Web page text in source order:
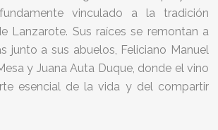
vinculado a la tradición
Lanzarote. Sus raíces se remontan a
junto a sus abuelos, Feliciano Manuel
y Juana Auta Duque, donde el vino
esencial de la vida y del compartir